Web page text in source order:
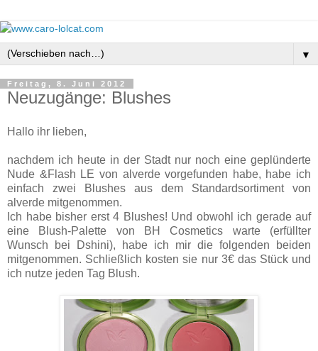
▼
Freitag, 8. Juni 2012
Neuzugänge: Blushes
Hallo ihr lieben,
nachdem ich heute in der Stadt nur noch eine geplünderte
Nude &Flash LE von alverde vorgefunden habe, habe ich
einfach zwei Blushes aus dem Standardsortiment von
alverde mitgenommen.
Ich habe bisher erst 4 Blushes! Und obwohl ich gerade auf
eine Blush-Palette von BH Cosmetics warte (erfüllter
Wunsch bei Dshini), habe ich mir die folgenden beiden
mitgenommen. Schließlich kosten sie nur 3€ das Stück und
ich nutze jeden Tag Blush.